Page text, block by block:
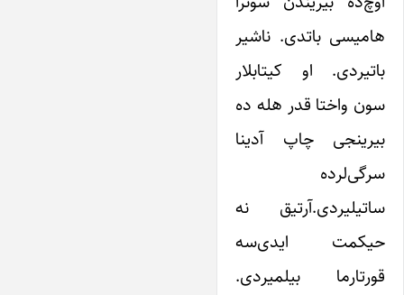
هامیسی باتدی. ناشیر
باتیردی. او کیتابلار
سون واختا قدر هله ده
بیرینجی چاپ آدینا
سرگی‌لرده
ساتیلیردی.آرتیق نه
حیکمت ایدی‌سه
قورتارما بیلمیردی.